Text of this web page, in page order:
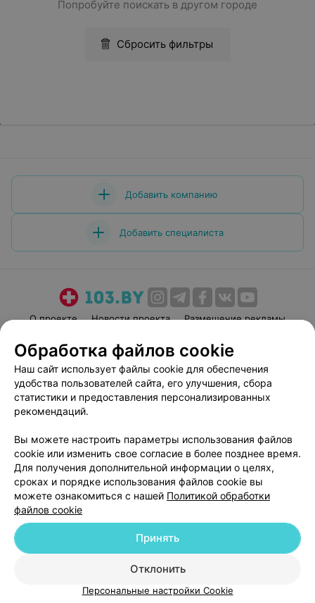
Попробуйте поискать в другом городе
Сбросить фильтры
Добавить компанию
Добавить специалиста
О проекте Новости проекта
Размещение рекламы
Пользовательское соглашение
Способы оплаты
Вакансии
Партнеры
Написать руководителю 103.by
Персональные настройки cookie
Обработка персональных данных
© 2026 ООО «Артокс Лаб», УНП 191700409| 220012, Республика Беларусь,
г. Минск, улица Толбухина, 2, пом. 16 | help@103.by
Служба поддержки +375 291212755
Обработка файлов cookie
Наш сайт использует файлы cookie для обеспечения
удобства пользователей сайта, его улучшения, сбора
статистики и предоставления персонализированных
рекомендаций.
Вы можете настроить параметры использования файлов
cookie или изменить свое согласие в более позднее время.
Для получения дополнительной информации о целях,
сроках и порядке использования файлов cookie вы
можете ознакомиться с нашей Политикой обработки
файлов cookie
Отклонить
Принять
Персональные настройки Cookie